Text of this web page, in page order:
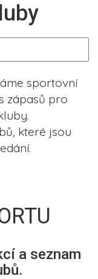
sportovní
zápasů pro
které jsou
a seznam